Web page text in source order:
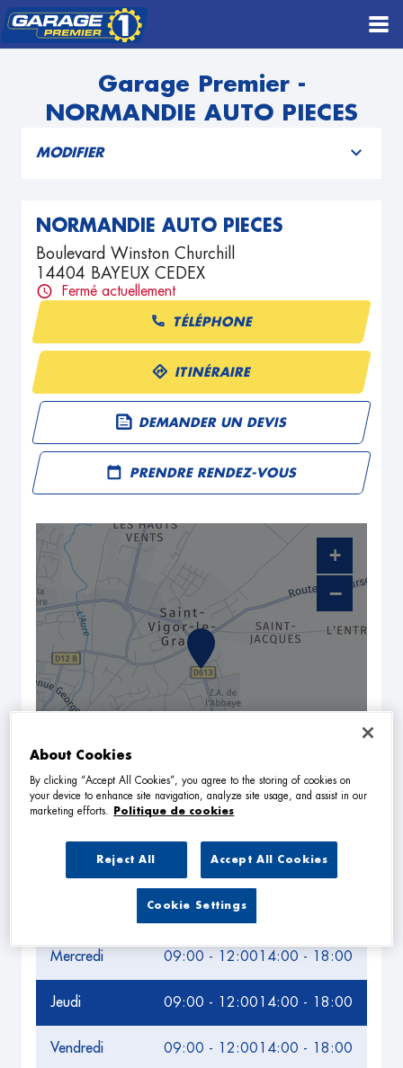
Garage Premier -
NORMANDIE AUTO PIECES
MODIFIER
NORMANDIE AUTO PIECES
Boulevard Winston Churchill
14404 BAYEUX CEDEX
Fermé actuellement
TÉLÉPHONE
ITINÉRAIRE
DEMANDER UN DEVIS
PRENDRE RENDEZ-VOUS
09:00 - 12:0014:00 - 18:00
09:00 - 12:00
Mercredi 09:00 - 12:00 14:00 - 18:00
Jeudi 09:00 - 12:00 14:00 - 18:00
Vendredi 09:00 - 12:00 14:00 - 18:00
+
−
NAVIGUER ITINÉRAIRE
About Cookies
By clicking “Accept All Cookies”, you agree to the storing of cookies on
your device to enhance site navigation, analyze site usage, and assist in our
marketing efforts.
Politique de cookies
Reject All Accept All Cookies
Cookie Settings